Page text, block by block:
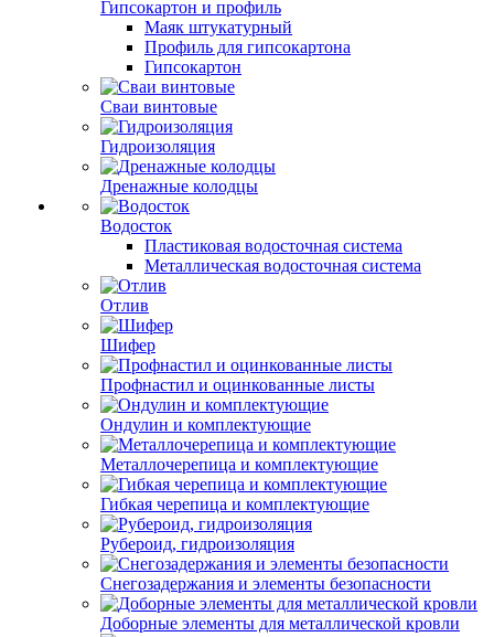
Гипсокартон и профиль
Маяк штукатурный
Профиль для гипсокартона
Гипсокартон
Сваи винтовые
Гидроизоляция
Дренажные колодцы
Водосток
Пластиковая водосточная система
Металлическая водосточная система
Отлив
Шифер
Профнастил и оцинкованные листы
Ондулин и комплектующие
Металлочерепица и комплектующие
Гибкая черепица и комплектующие
Рубероид, гидроизоляция
Снегозадержания и элементы безопасности
Доборные элементы для металлической кровли